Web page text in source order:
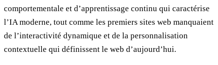
comportementale et d’apprentissage continu qui caractérise
l’IA moderne, tout comme les premiers sites web manquaient
de l’interactivité dynamique et de la personnalisation
contextuelle qui définissent le web d’aujourd’hui.